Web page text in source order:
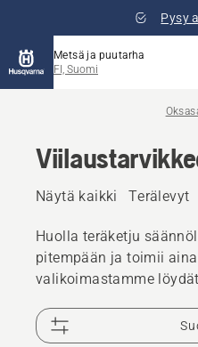
Pysy
Metsä ja puutarha
FI, Suomi
Näytä kaikki Terälevyt
Huolla teräketju
pitempään ja toimii
valikoimastamme